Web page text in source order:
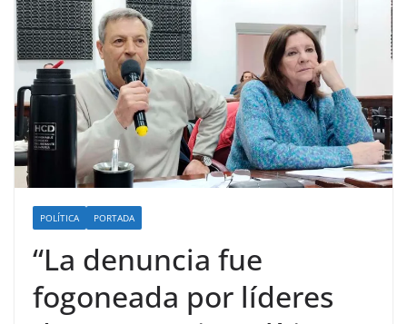
POLÍTICA PORTADA
“La denuncia fue
fogoneada por líderes